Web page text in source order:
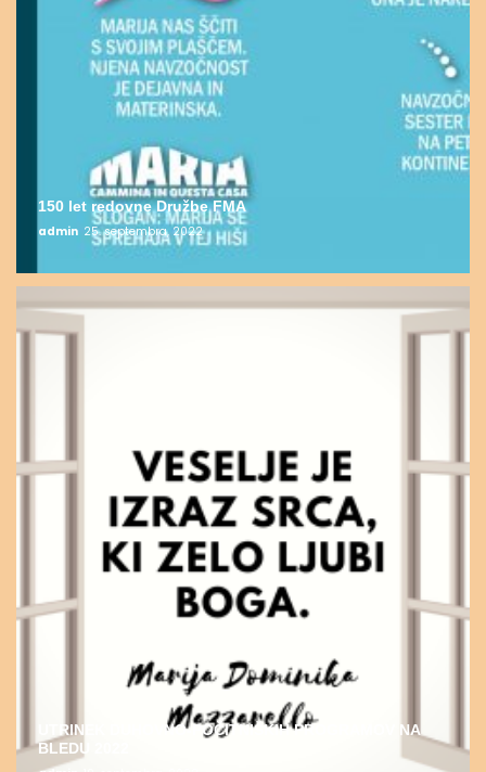
150 let redovne Družbe FMA
admin 25. septembra, 2022
UTRINEK DUHOVNO-POČITNIŠKIH PROGRAMOV NA
BLEDU 2022